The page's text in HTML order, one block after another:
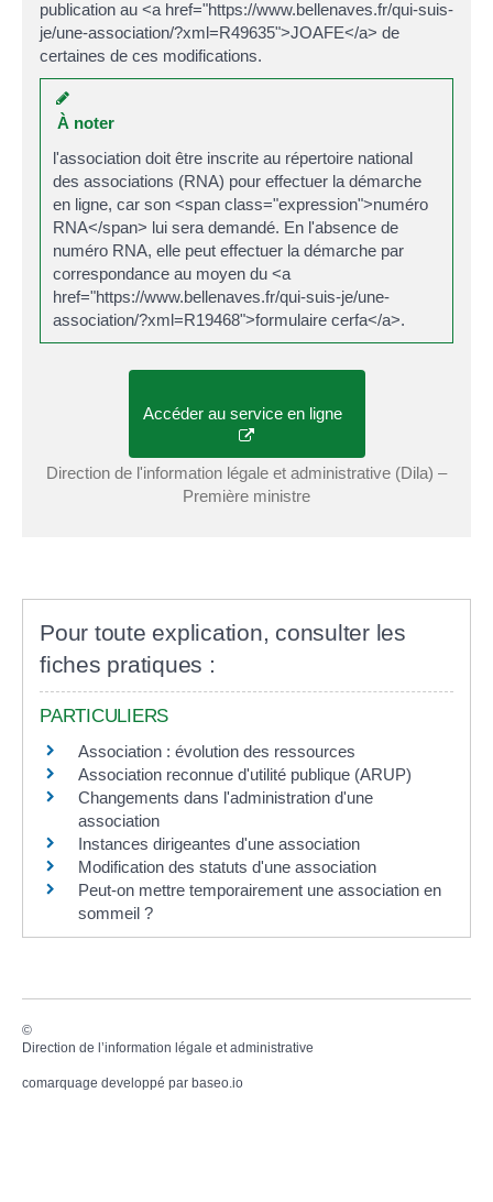
publication au <a href="https://www.bellenaves.fr/qui-suis-
je/une-association/?xml=R49635">JOAFE</a> de
certaines de ces modifications.
À noter
l'association doit être inscrite au répertoire national
des associations (RNA) pour effectuer la démarche
en ligne, car son <span class="expression">numéro
RNA</span> lui sera demandé. En l'absence de
numéro RNA, elle peut effectuer la démarche par
correspondance au moyen du <a
href="https://www.bellenaves.fr/qui-suis-je/une-
association/?xml=R19468">formulaire cerfa</a>.
Accéder au service en ligne
Direction de l'information légale et administrative (Dila) –
Première ministre
Pour toute explication, consulter les
fiches pratiques :
PARTICULIERS
Association : évolution des ressources
Association reconnue d'utilité publique (ARUP)
Changements dans l'administration d'une
association
Instances dirigeantes d'une association
Modification des statuts d'une association
Peut-on mettre temporairement une association en
sommeil ?
©
Direction de l’information légale et administrative
comarquage developpé par baseo.io